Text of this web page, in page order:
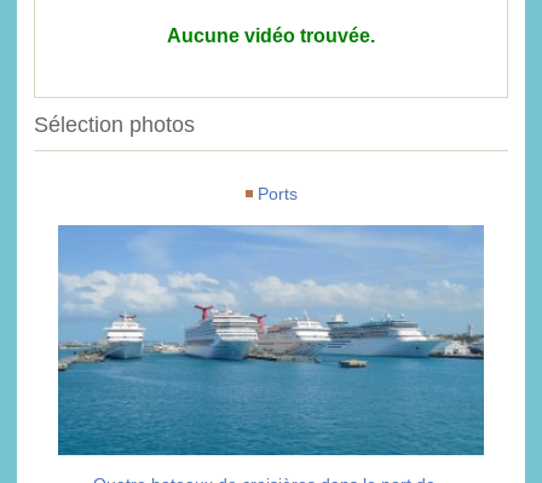
Aucune vidéo trouvée.
Sélection photos
Ports